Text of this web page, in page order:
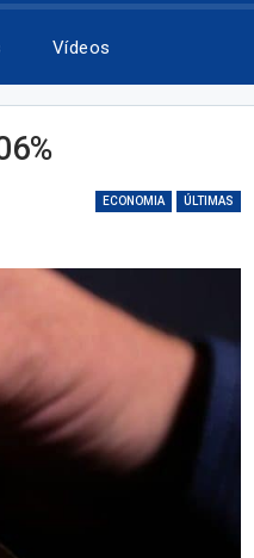
Vídeos
ECONOMIA ÚLTIMAS